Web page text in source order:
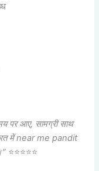
पर आए, सामग्री साथ
में near me pandit
⭐⭐⭐⭐⭐